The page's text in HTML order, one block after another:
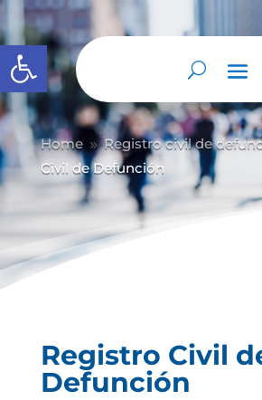
Abrir barra de herramientas
Home 9 Registro civil de
Civil de Defunción
Registro Civil
Defunción